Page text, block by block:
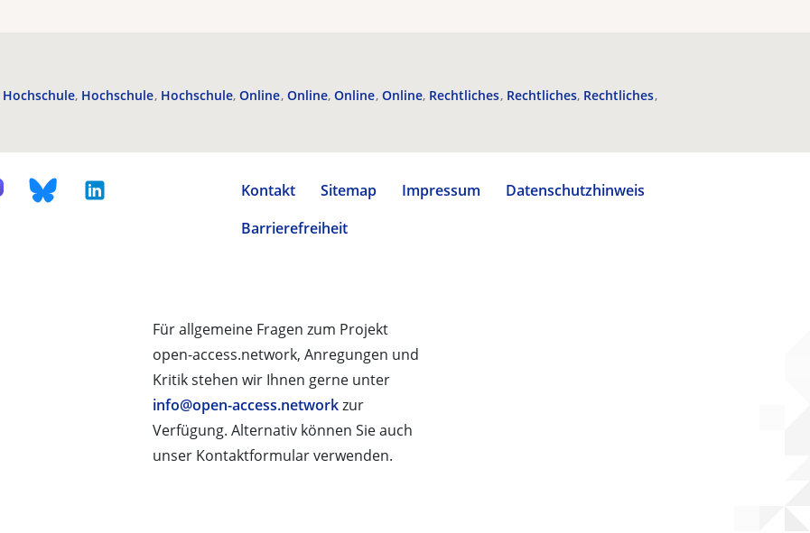
Hochschule Hochschule Hochschule Online Online Online Online Rechtliches Rechtliches Rechtliches
Kontakt Sitemap Impressum
Datenschutzhinweis
Barrierefreiheit
Für allgemeine Fragen zum Projekt
open-access.network, Anregungen und
Kritik stehen wir Ihnen gerne unter
info@open-access.networkzur
Verfügung. Alternativ können Sie auch
unser Kontaktformular verwenden.